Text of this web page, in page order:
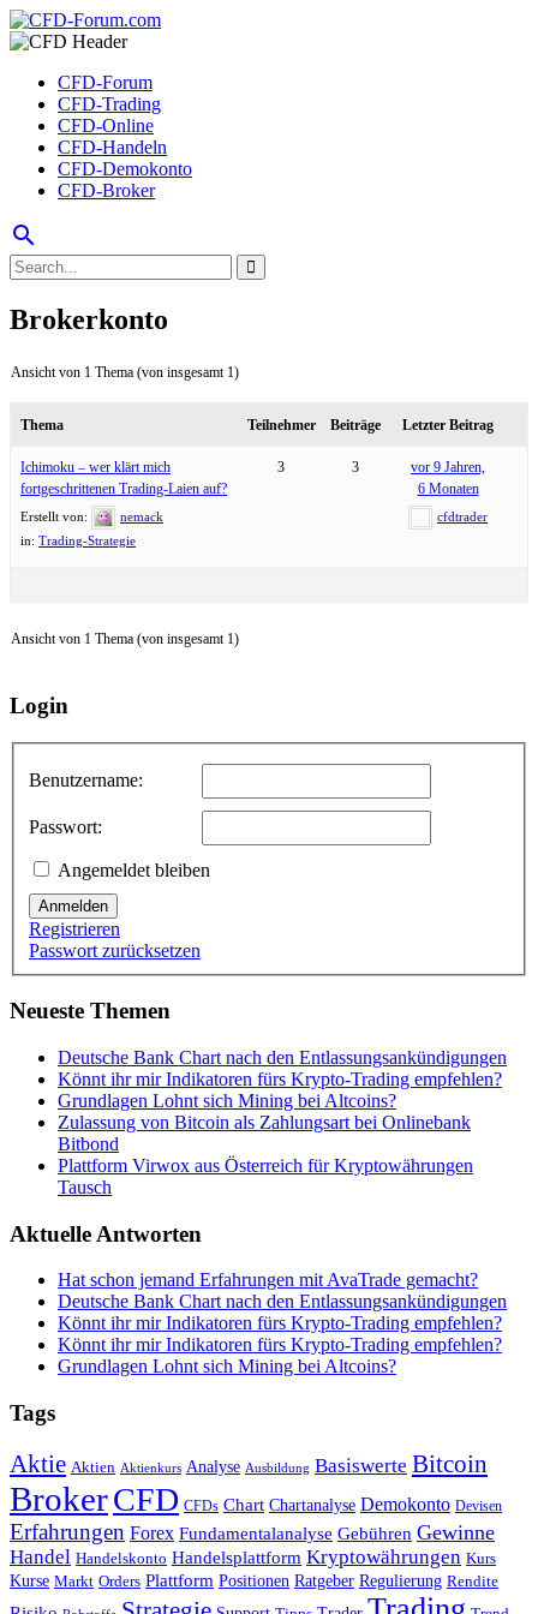
CFD-Forum
CFD-Trading
CFD-Online
CFD-Handeln
CFD-Demokonto
CFD-Broker
search
Brokerkonto
Ansicht von 1 Thema (von insgesamt 1)
Thema Teilnehmer Beiträge Letzter Beitrag
Ichimoku – wer klärt mich
fortgeschrittenen Trading-Laien auf?
Erstellt von:
nemack
in: Trading-Strategie
3 3
vor 9 Jahren,
6 Monaten
cfdtrader
Ansicht von 1 Thema (von insgesamt 1)
Login
Benutzername:
Passwort:
Angemeldet bleiben
Anmelden
Registrieren
Passwort zurücksetzen
Neueste Themen
Deutsche Bank Chart nach den Entlassungsankündigungen
Könnt ihr mir Indikatoren fürs Krypto-Trading empfehlen?
Grundlagen Lohnt sich Mining bei Altcoins?
Zulassung von Bitcoin als Zahlungsart bei Onlinebank
Bitbond
Plattform Virwox aus Österreich für Kryptowährungen
Tausch
Aktuelle Antworten
Hat schon jemand Erfahrungen mit AvaTrade gemacht?
Deutsche Bank Chart nach den Entlassungsankündigungen
Könnt ihr mir Indikatoren fürs Krypto-Trading empfehlen?
Könnt ihr mir Indikatoren fürs Krypto-Trading empfehlen?
Grundlagen Lohnt sich Mining bei Altcoins?
Tags
Aktie Aktien Aktienkurs Analyse Ausbildung Basiswerte Bitcoin
BrokerCFD CFDs Chart Chartanalyse Demokonto Devisen
Erfahrungen Forex Fundamentalanalyse Gebühren Gewinne
Handel Handelskonto Handelsplattform Kryptowährungen Kurs
Kurse Markt Orders Plattform Positionen Ratgeber Regulierung Rendite